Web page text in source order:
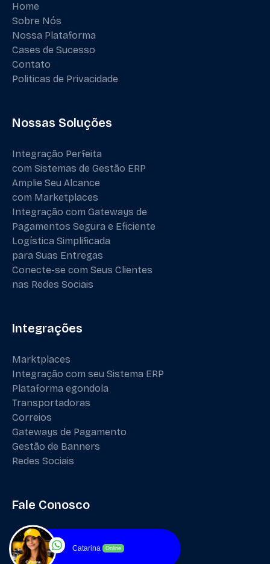
Home
Sobre Nós
Nossa Plataforma
Cases de Sucesso
Contato
Politicas de Privacidade
Nossas Soluções
Integração Perfeita
com Sistemas de Gestão ERP
Amplie Seu Alcance
com Marketplaces
Integração com Gateways de
Pagamentos Segura e Eficiente
Logística Simplificada
para Suas Entregas
Conecte-se com Seus Clientes
nas Redes Sociais
Integrações
Marktplaces
Integração com seu Sistema ERP
Plataforma egondola
Transportadoras
Correios
Gateways de Pagamento
Gestão de Banners
Redes Sociais
Fale Conosco
Catarina Online